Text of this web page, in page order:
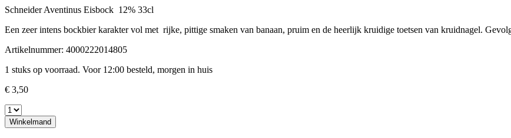
Schneider Aventinus Eisbock 12% 33cl
Een zeer intens bockbier karakter vol met rijke, pittige smaken van banaan, pruim en de heerlijk kruidige toetsen van kruidnagel.
Artikelnummer: 4000222014805
1 stuks op voorraad. Voor 12:00 besteld, morgen in huis
€ 3,50
Winkelmand